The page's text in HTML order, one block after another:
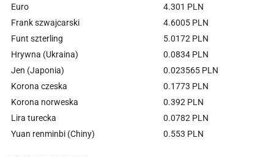
Euro
4.301 PLN
Frank szwajcarski
4.6005 PLN
Funt szterling
5.0172 PLN
Hrywna (Ukraina)
0.0834 PLN
Jen (Japonia)
0.023565 PLN
Korona czeska
0.1773 PLN
Korona norweska
0.392 PLN
Lira turecka
0.0782 PLN
Yuan renminbi (Chiny)
0.553 PLN